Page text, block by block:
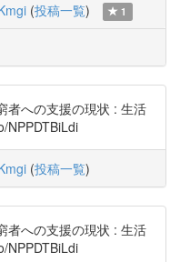
(投稿一覧) 1
者への支援の現状 : 生活
NPPDTBiLdi
(投稿一覧)
者への支援の現状 : 生活
NPPDTBiLdi